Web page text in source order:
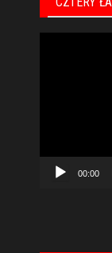
00:00